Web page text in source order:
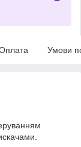
Умови